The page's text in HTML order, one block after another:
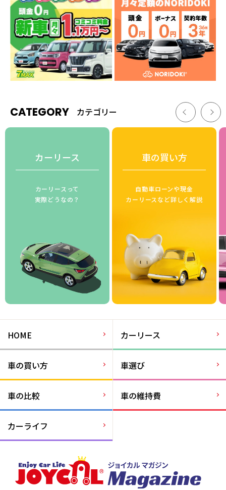
CATEGORY カテゴリー
カーリース
カーリースって
実際どうなの？
車の買い方
自動車ローンや現金
カーリースなど詳しく解説
HOME カーリース
車の買い方 車選び
車の比較 車の維持費
カーライフ